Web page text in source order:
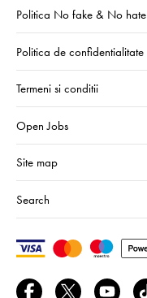
Politica No fake & No hate
Politica de confidentialitate
Termeni si conditii
Open Jobs
Site map
Search